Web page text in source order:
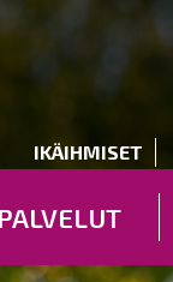
IKÄIHMISET